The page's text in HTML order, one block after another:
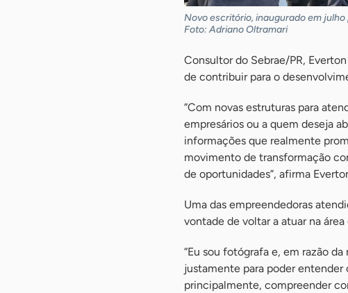
Novo escritório, inaugurado em
Foto: Adriano Oltramari
Consultor do Sebrae/PR,
de contribuir para o
“Com novas estruturas para
empresários ou a quem deseja
informações que realmente
movimento de transformação
de oportunidades”, afirma
Uma das empreendedoras
vontade de voltar a atuar na
“Eu sou fotógrafa e, em razão
justamente para poder
principalmente, compreender